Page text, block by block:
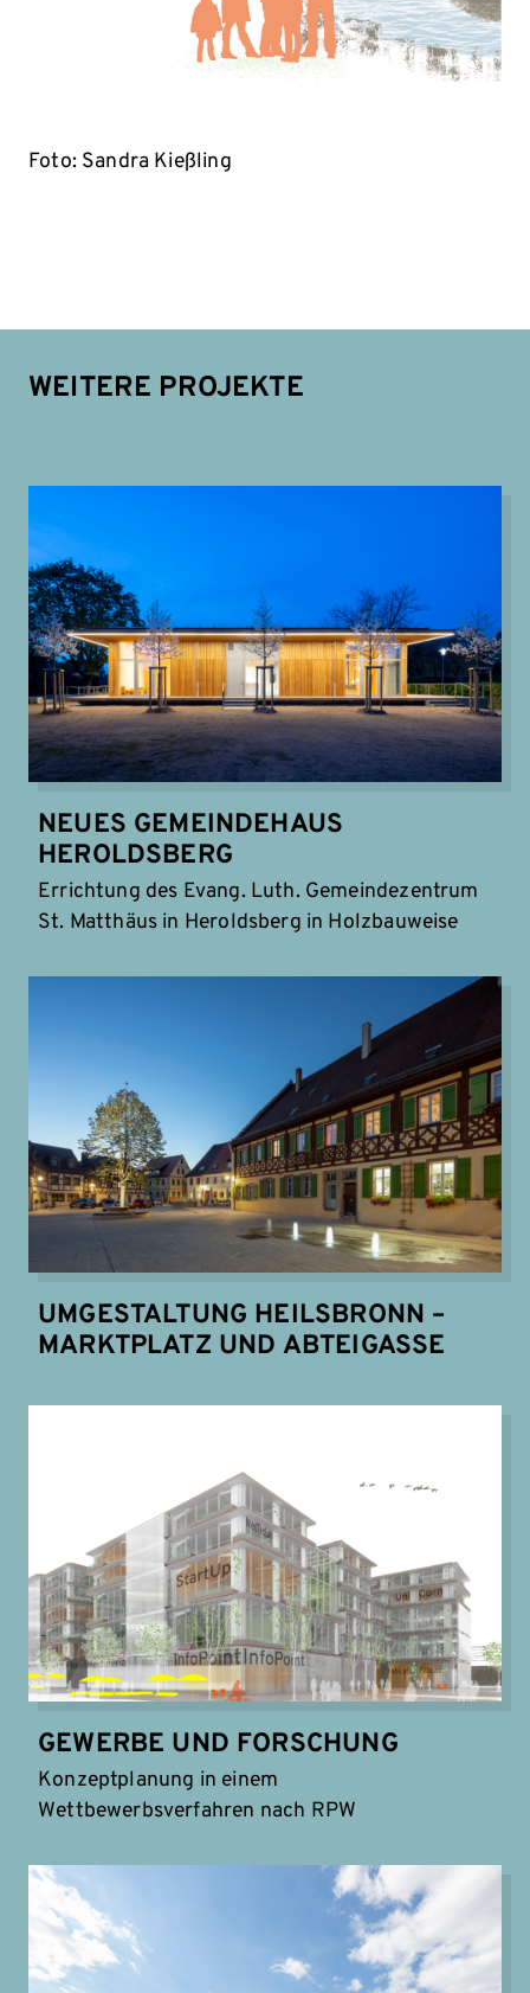
Foto: Sandra Kießling
WEITERE PROJEKTE
NEUES GEMEINDEHAUS
HEROLDSBERG
Errichtung des Evang. Luth. Gemeindezentrum
St. Matthäus in Heroldsberg in Holzbauweise
UMGESTALTUNG HEILSBRONN –
MARKTPLATZ UND ABTEIGASSE
GEWERBE UND FORSCHUNG
Konzeptplanung in einem
Wettbewerbsverfahren nach RPW